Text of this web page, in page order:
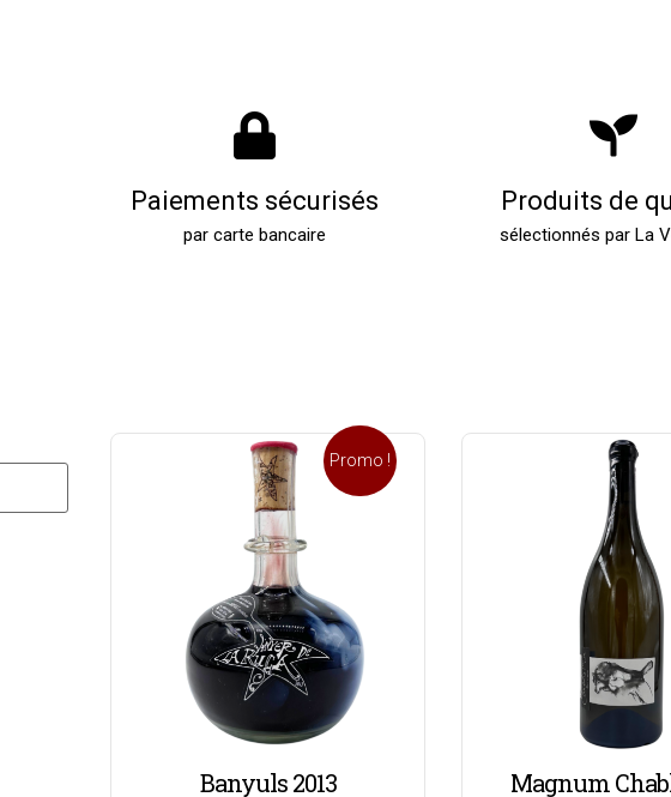
Paiements sécurisés
par carte bancaire
Produits de
sélectionnés par La
Promo !
Banyuls 2013
Magnum